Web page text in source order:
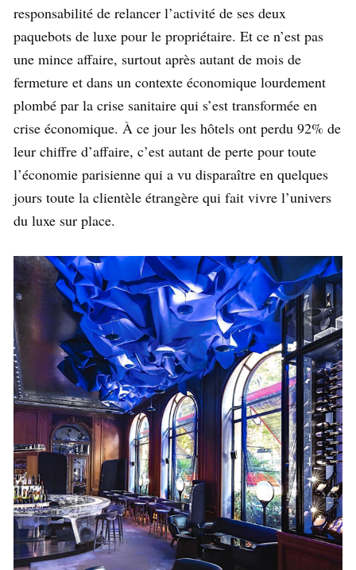
responsabilité de relancer l’activité de ses deux
paquebots de luxe pour le propriétaire. Et ce n’est pas
une mince affaire, surtout après autant de mois de
fermeture et dans un contexte économique lourdement
plombé par la crise sanitaire qui s’est transformée en
crise économique. À ce jour les hôtels ont perdu 92% de
leur chiffre d’affaire, c’est autant de perte pour toute
l’économie parisienne qui a vu disparaître en quelques
jours toute la clientèle étrangère qui fait vivre l’univers
du luxe sur place.